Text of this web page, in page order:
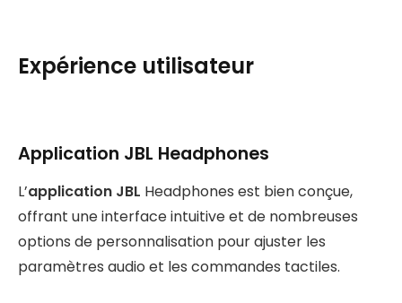
Expérience utilisateur
Application JBL Headphones
L’application JBL Headphones est bien conçue,
offrant une interface intuitive et de nombreuses
options de personnalisation pour ajuster les
paramètres audio et les commandes tactiles.